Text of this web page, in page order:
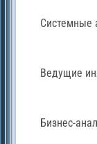
Системные
Ведущие
Бизнес-